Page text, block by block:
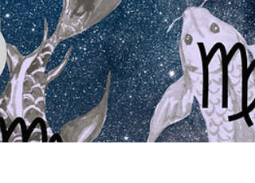
gesellschaftliche Veränderung aus.